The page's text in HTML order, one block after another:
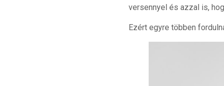
versennyel és azzal is,
Ezért egyre többen